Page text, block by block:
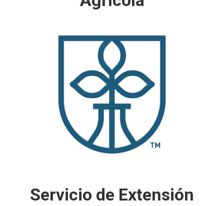
Nuestra misión es promover un programa de
investigación en agricultura tropical que
salvaguarde la sustentabilidad de la producción
de alimentos y conservación del medio
ambiente en Puerto Rico y el Caribe mejorando
la calidad de vida y conservación de los
recursos naturales
Aprender más
Servicio de Extensión